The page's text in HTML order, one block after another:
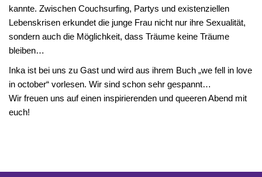
kannte. Zwischen Couchsurfing, Partys und existenziellen
Lebenskrisen erkundet die junge Frau nicht nur ihre Sexualität,
sondern auch die Möglichkeit, dass Träume keine Träume
bleiben…
Inka ist bei uns zu Gast und wird aus ihrem Buch „we fell in love
in october“ vorlesen. Wir sind schon sehr gespannt…
Wir freuen uns auf einen inspirierenden und queeren Abend mit
euch!